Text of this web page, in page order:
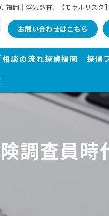
福岡｜浮気調査、【モラルリスク
お問い合わせはこちら
満載報告書で有名
相談の流れ探偵福岡｜探偵
調査員時